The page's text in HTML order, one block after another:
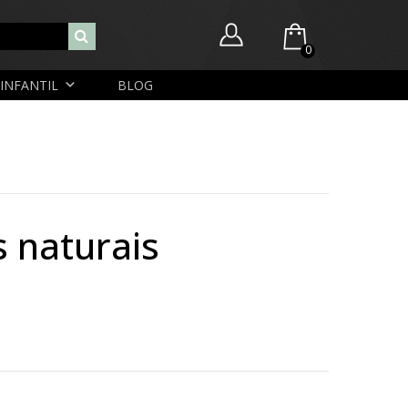
0
Você ainda não possui itens no seu carrinho.
Nome de usuário ou endereço de e-mail
Lembrar-me
INFANTIL BLOG
naturais